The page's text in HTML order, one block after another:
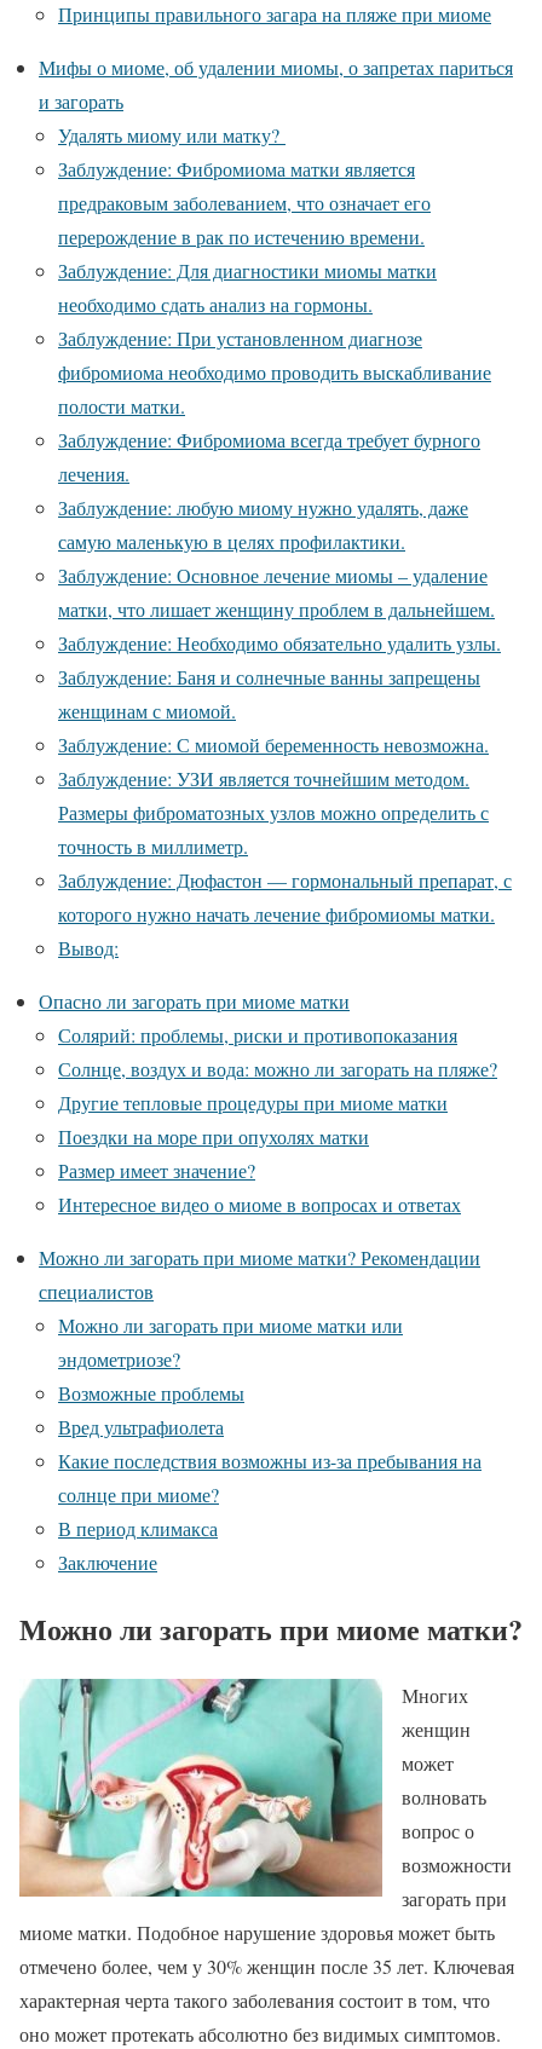
Принципы правильного загара на пляже при миоме
Мифы о миоме, об удалении миомы, о запретах париться
и загорать
Удалять миому или матку?
Заблуждение: Фибромиома матки является
предраковым заболеванием, что означает его
перерождение в рак по истечению времени.
Заблуждение: Для диагностики миомы матки
необходимо сдать анализ на гормоны.
Заблуждение: При установленном диагнозе
фибромиома необходимо проводить выскабливание
полости матки.
Заблуждение: Фибромиома всегда требует бурного
лечения.
Заблуждение: любую миому нужно удалять, даже
самую маленькую в целях профилактики.
Заблуждение: Основное лечение миомы – удаление
матки, что лишает женщину проблем в дальнейшем.
Заблуждение: Необходимо обязательно удалить узлы.
Заблуждение: Баня и солнечные ванны запрещены
женщинам с миомой.
Заблуждение: С миомой беременность невозможна.
Заблуждение: УЗИ является точнейшим методом.
Размеры фиброматозных узлов можно определить с
точность в миллиметр.
Заблуждение: Дюфастон — гормональный препарат, с
которого нужно начать лечение фибромиомы матки.
Вывод:
Опасно ли загорать при миоме матки
Солярий: проблемы, риски и противопоказания
Солнце, воздух и вода: можно ли загорать на пляже?
Другие тепловые процедуры при миоме матки
Поездки на море при опухолях матки
Размер имеет значение?
Интересное видео о миоме в вопросах и ответах
Можно ли загорать при миоме матки? Рекомендации
специалистов
Можно ли загорать при миоме матки или
эндометриозе?
Возможные проблемы
Вред ультрафиолета
Какие последствия возможны из-за пребывания на
солнце при миоме?
В период климакса
Заключение
Можно ли загорать при миоме матки?
Многих
женщин
может
волновать
вопрос о
возможности
загорать при
миоме матки. Подобное нарушение здоровья может быть
отмечено более, чем у 30% женщин после 35 лет. Ключевая
характерная черта такого заболевания состоит в том, что
оно может протекать абсолютно без видимых симптомов.